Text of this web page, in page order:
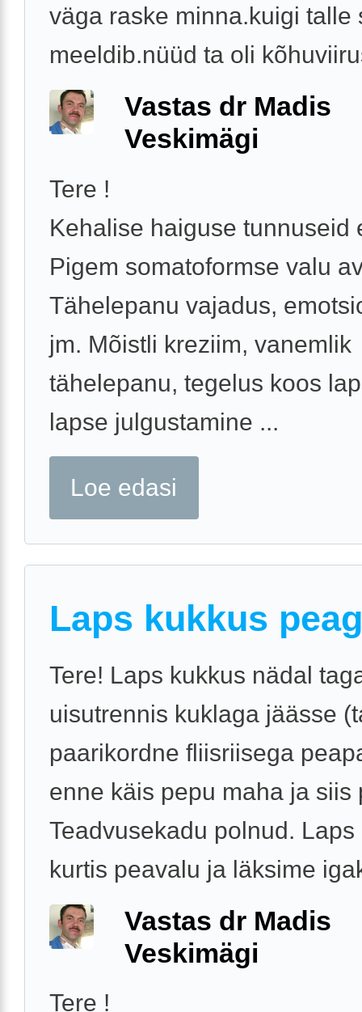
väga raske minna.kuigi talle
meeldib.nüüd ta oli
Vastas dr Madis
Veskimägi
Tere !
Kehalise haiguse tunnuseid
Pigem somatoformse valu
Tähelepanu vajadus,
jm. Mõistli kreziim, vanemlik
tähelepanu, tegelus koos
lapse julgustamine ...
Loe edasi
Laps kukkus
Tere! Laps kukkus nädal
uisutrennis kuklaga jäässe
paarikordne fliisriisega
enne käis pepu maha ja siis
Teadvusekadu polnud. Laps
kurtis peavalu ja läksime
Vastas dr Madis
Veskimägi
Tere !